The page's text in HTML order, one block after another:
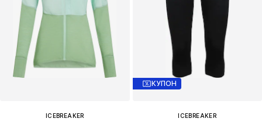
ICEBREAKER
КУПОН
ICEBREAKER